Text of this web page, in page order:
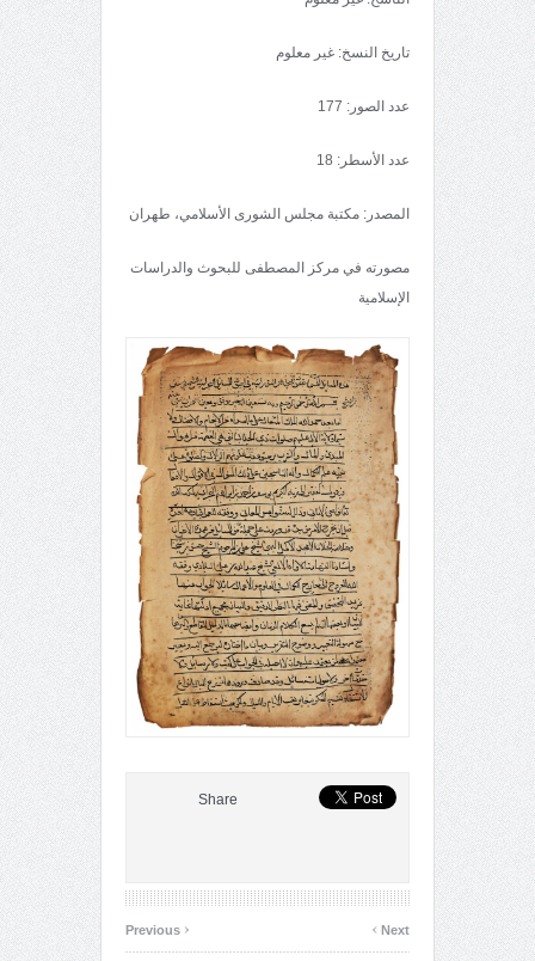
تاريخ النسخ: غير معلوم
عدد الصور: 177
عدد الأسطر: 18
المصدر: مكتبة مجلس الشورى الأسلامي، طهران
مصورته في مركز المصطفى للبحوث والدراسات
الإسلامية
Share
‹ Next
›